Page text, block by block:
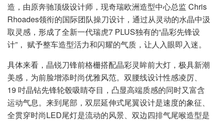
造，由原奔驰顶级设计师，现奇瑞欧洲造型中心总监 Chris
Rhoades领衔的国际团队操刀设计，通过从灵动的水晶中汲
取灵感，形成了全新一代瑞虎7 PLUS独有的“晶彩先锋设
计”， 赋予整车造型活力和闪耀的气质，让人入眼即入迷。
具体来看，晶锐刀锋前格栅搭配晶彩灵眸前大灯，极具新潮
美感，为前脸增添时尚优雅风范。双腰线设计性感凌厉、
19 吋晶钻先锋轮毂吸睛夺目，凸显高端质感的同时又富含
运动气息。来到尾部，双层延伸式尾翼设计是速度的象征、
全贯穿时尚LED尾灯是流动的风景、双边四排气尾喉造型是